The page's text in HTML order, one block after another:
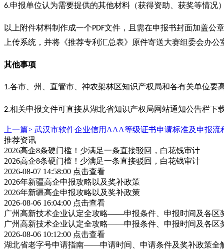
6.申报单位认为需要提供的其他材料（获得资助、获奖等情况
以上附件材料制作成一个PDF文件，且需在申报书封面加盖公
上传系统，并将《推荐专利汇总表》原件寄送大赛组委会办
其他事项
1.各市、州、直管市、神农架林区知识产权局和各有关单位
2.相关申报文件可直接从湖北省知识产权局网站通知公告栏下
上一篇> 武汉市软件企业信用AAA等级证书申请标准及申报流
推荐资讯
2026高企8条硬门槛！少满足一条直接驳回，白花钱审计
2026高企8条硬门槛！少满足一条直接驳回，白花钱审计
2026-08-07 14:58:00 点击查看
2026年新疆高企申报攻略以及奖补政策
2026年新疆高企申报攻略以及奖补政策
2026-08-06 16:04:00 点击查看
广州高新技术企业认定全攻略——申报条件、申报时间及各区
广州高新技术企业认定全攻略——申报条件、申报时间及各区
2026-08-06 10:12:00 点击查看
湖北省老字号申请指南——申请时间、申请条件及奖补政策全